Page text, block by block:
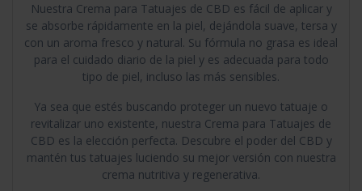
Nuestra Crema para Tatuajes de CBD es fácil de aplicar y
se absorbe rápidamente en la piel, dejándola suave, tersa y
con un aroma fresco y natural. Su fórmula no grasa es ideal
para el cuidado diario de la piel y es adecuada para todo
tipo de piel, incluso las más sensibles.
Ya sea que estés buscando proteger un nuevo tatuaje o
revitalizar uno existente, nuestra Crema para Tatuajes de
CBD es la elección perfecta. Descubre el poder del CBD y
mantén tus tatuajes luciendo su mejor versión con nuestra
crema nutritiva y regenerativa.